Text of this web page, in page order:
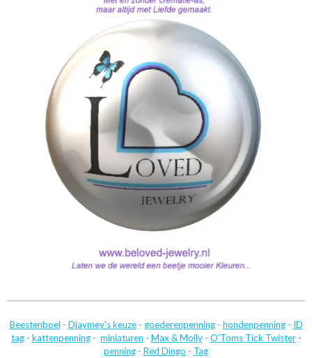
Beestenboel - Djaymey's keuze- goederenpenning- hondenpenning- ID
tag- kattenpenning- miniaturen - Max & Molly- O'Toms Tick Twister-
penning - Red Dingo - Tag